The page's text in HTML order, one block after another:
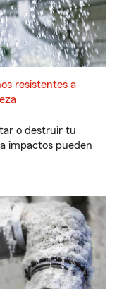
resistentes a
o destruir tu
impactos pueden